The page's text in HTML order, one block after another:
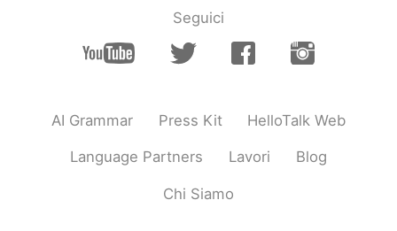
使っています。これは本当に重宝しますよ
ね✨ 日本語の「おいしい」は塩辛い物にも
甘い物にも、何にでも使えます。 It tastes
good! = おいしい!
JP ENFR
tastes good!! とか、 tasty ！! とか、そん
どんな種類の 味でも、使えますよ😁👌 塩
Seguici
AI Grammar Press Kit HelloTalk Web
Language Partners Lavori Blog
Chi Siamo